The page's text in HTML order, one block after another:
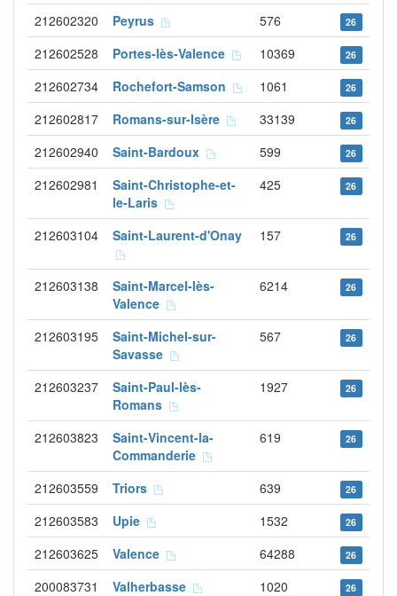
212602320 Peyrus 576 26
212602528 Portes-lès-Valence 10369 26
212602734 Rochefort-Samson 1061 26
212602817 Romans-sur-Isère 33139 26
212602940 Saint-Bardoux 599 26
212602981
Saint-Christophe-et-
le-Laris
425 26
212603104 Saint-Laurent-d'Onay 157 26
212603138
Saint-Marcel-lès-
Valence
6214 26
212603195
Saint-Michel-sur-
Savasse
567 26
212603237
Saint-Paul-lès-
Romans
1927 26
212603823
Saint-Vincent-la-
Commanderie
619 26
212603559 Triors 639 26
212603583 Upie 1532 26
212603625 Valence 64288 26
200083731 Valherbasse 1020 26